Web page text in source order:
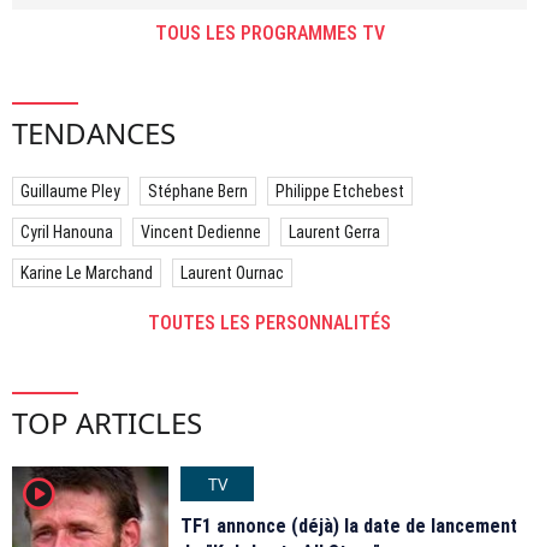
TOUS LES PROGRAMMES TV
TENDANCES
Guillaume Pley Stéphane Bern Philippe Etchebest
Cyril Hanouna Vincent Dedienne Laurent Gerra
Karine Le Marchand Laurent Ournac
TOUTES LES PERSONNALITÉS
TOP ARTICLES
player2
TV
TF1 annonce (déjà) la date de lancement